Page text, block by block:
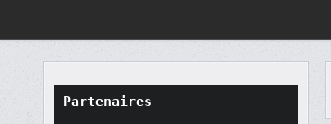
Partenaires